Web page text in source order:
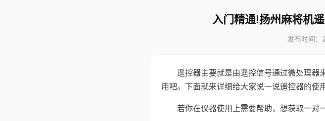
入门精通!扬州麻将机
发布时间
遥控器主要就是由遥控信号通过微处理器
用吧。下面就来详细给大家说一说遥控器的使
若你在仪器使用上需要帮助，想获取一对